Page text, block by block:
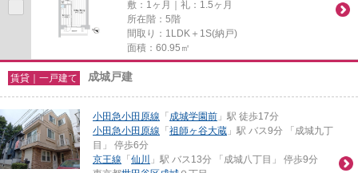
敷：1ヶ月｜礼：1.5ヶ月
所在階：5階
間取り：1LDK＋1S(納戸)
面積：60.95㎡
賃貸｜一戸建て 成城戸建
小田急小田原線 「成城学園前 」駅 徒歩17分
小田急小田原線 「祖師ヶ谷大蔵 」駅 バス9分 「成城九丁
目」 停歩6分
京王線 「仙川
」駅 バス13分 「成城八丁目」 停歩9分